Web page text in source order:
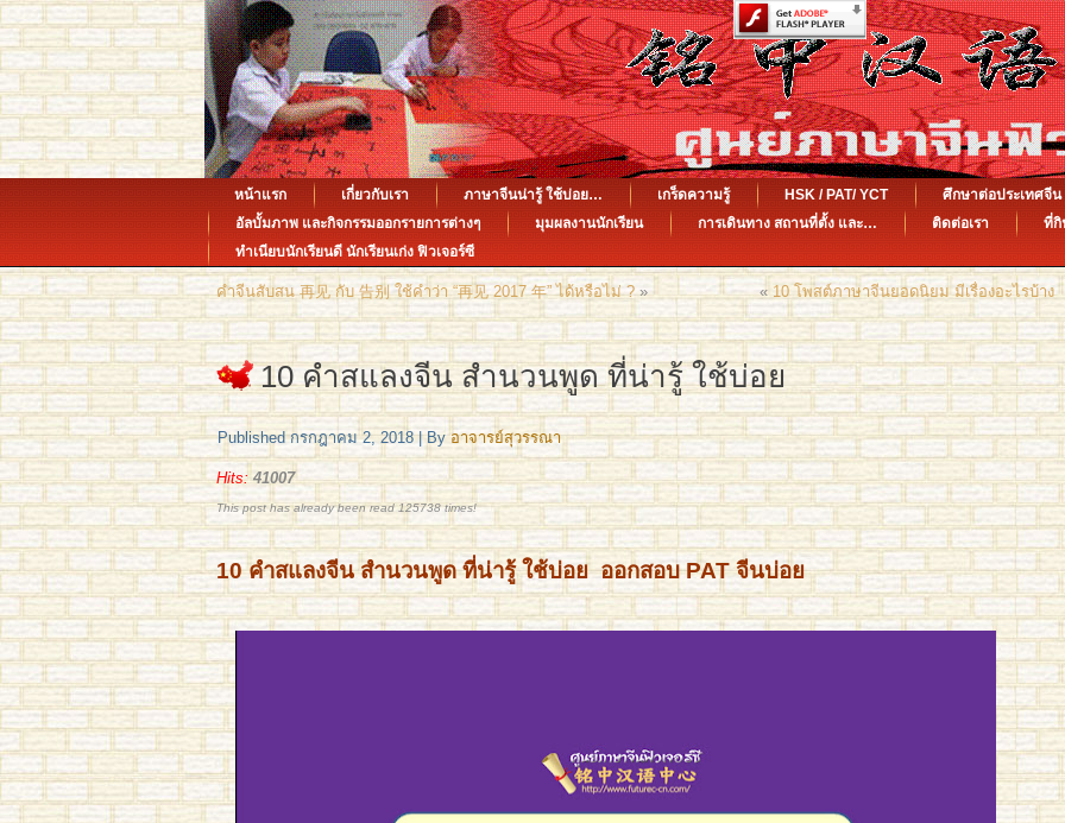
หน้าแรก เกี่ยวกับเรา ภาษาจีนน่ารู้ ใช้บ่อย… เกร็ดความรู้ HSK / PAT/ YCT
ศึกษาต่อประเทศจีน
อัลบั้มภาพ และกิจกรรมออกรายการต่างๆ
มุมผลงานนักเรียน การเดินทาง สถานที่ตั้ง และ… ติดต่อเรา
ที่กิ
ทำเนียบนักเรียนดี นักเรียนเก่ง ฟิวเจอร์ซี
คำจีนสับสน 再见 กับ 告别 ใช้คำว่า “再见 2017 年” ได้หรือไม่ ?» « 10 โพสต์ภาษาจีนยอดนิยม มีเรื่องอะไรบ้าง
10 คำสแลงจีน สำนวนพูด ที่น่ารู้ ใช้บ่อย
Published กรกฎาคม 2, 2018|By อาจารย์สุวรรณา
Hits: 41007
This post has already been read 125738 times!
10 คำสแลงจีน สำนวนพูด ที่น่ารู้ ใช้บ่อยออกสอบ PAT จีนบ่อย